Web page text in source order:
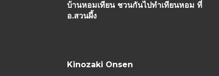
บ้านหอมเทียน ชวนกันไปทำเทียนหอม ที่
อ.สวนผึ้ง
Kinozaki Onsen